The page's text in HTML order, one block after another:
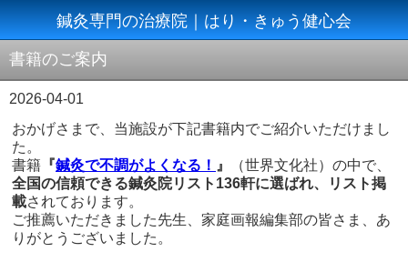
鍼灸専門の治療院｜はり・きゅう健心会
書籍のご案内
2026-04-01
おかげさまで、当施設が下記書籍内でご紹介いただけまし
た。
書籍 『鍼灸で不調がよくなる！ 』
（世界文化社）の中で、
全国の信頼できる鍼灸院リスト136軒に選ばれ、リスト掲
載されております。
ご推薦いただきました先生、家庭画報編集部の皆さま、あ
りがとうございました。